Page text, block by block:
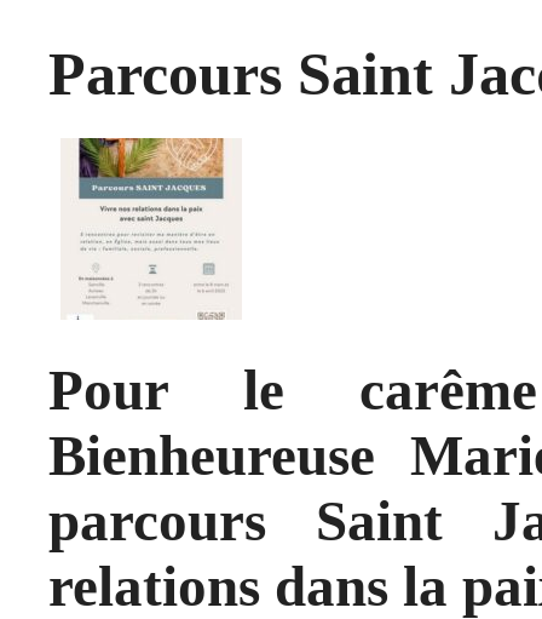
Parcours Saint
Pour le
Bienheureuse
parcours Saint
relations dans la